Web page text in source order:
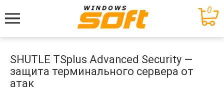
Меню
0
SHUTLE TSplus Advanced Security —
защита терминального сервера от
атак